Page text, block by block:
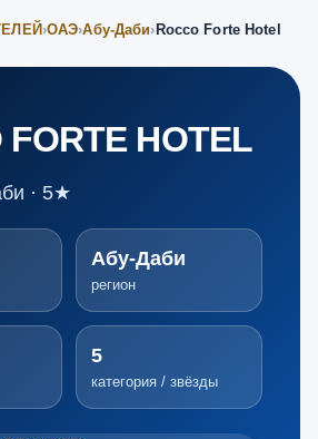
›ОАЭ›Абу-Даби› Rocco Forte Hotel
FORTE HOTEL
· 5★
Абу-Даби
регион
5
категория / звёзды